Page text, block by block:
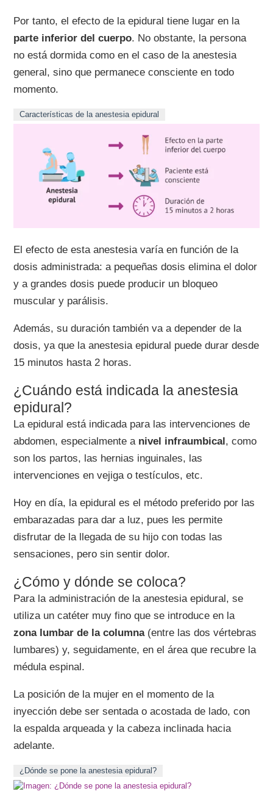
Por tanto, el efecto de la epidural tiene lugar en la
parte inferior del cuerpo. No obstante, la persona
no está dormida como en el caso de la anestesia
general, sino que permanece consciente en todo
momento.
Características de la anestesia epidural
El efecto de esta anestesia varía en función de la
dosis administrada: a pequeñas dosis elimina el dolor
y a grandes dosis puede producir un bloqueo
muscular y parálisis.
Además, su duración también va a depender de la
dosis, ya que la anestesia epidural puede durar desde
15 minutos hasta 2 horas.
¿Cuándo está indicada la anestesia
epidural?
La epidural está indicada para las intervenciones de
abdomen, especialmente a nivel infraumbical , como
son los partos, las hernias inguinales, las
intervenciones en vejiga o testículos, etc.
Hoy en día, la epidural es el método preferido por las
embarazadas para dar a luz, pues les permite
disfrutar de la llegada de su hijo con todas las
sensaciones, pero sin sentir dolor.
¿Cómo y dónde se coloca?
Para la administración de la anestesia epidural, se
utiliza un catéter muy fino que se introduce en la
zona lumbar de la columna(entre las dos vértebras
lumbares) y, seguidamente, en el área que recubre la
médula espinal.
La posición de la mujer en el momento de la
inyección debe ser sentada o acostada de lado, con
la espalda arqueada y la cabeza inclinada hacia
adelante.
¿Dónde se pone la anestesia epidural?